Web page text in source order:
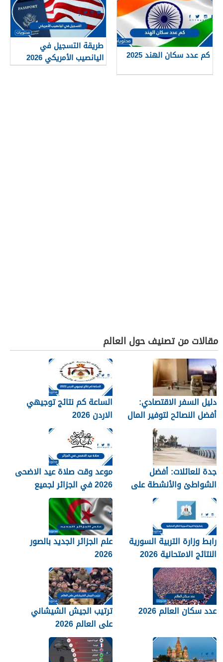
كم عدد سكان الهند 2025
طريقة التسجيل في
اليانصيب الأمريكي 2026
مقالات من تصنيف حول العالم
دليل السفر الاقتصادي:
أفضل النصائح لتوفير المال
الساعة كم نتائج توجيهي
الاردن 2026
جدة للعائلات: أفضل
الشواطئ والأنشطة على
كورنيش البحر الأحمر
موعد وقت صلاة عيد الاضحى
2026 في الجزائر لجميع
المحافظات بالتفصيل 1448
رابط وزارة التربية السورية
النتائج الامتحانية 2026
علم الجزائر الجديد بالصور
2026
عدد سكان العالم 2026
ترتيب الجيش الشيشاني
على العالم 2026